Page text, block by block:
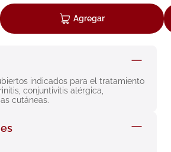
Agregar
indicados para el tratamiento
conjuntivitis alérgica,
cutáneas.